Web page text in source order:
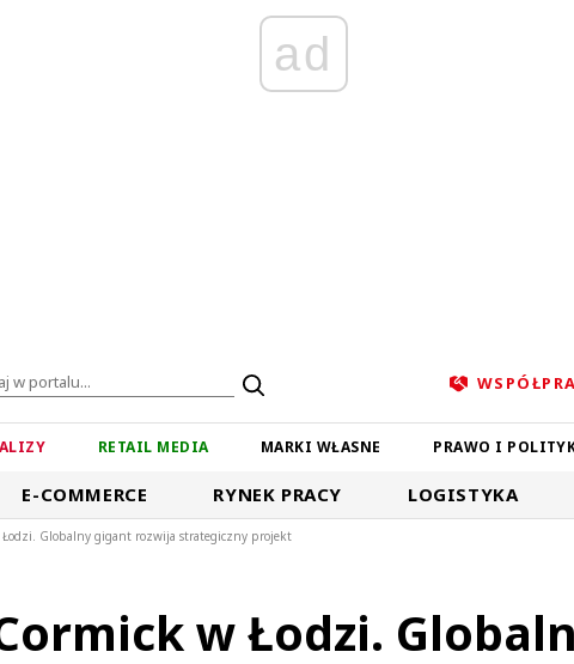
ad
RETAIL MEDIA MARKI WŁASNE PRAWO I
E-COMMERCE RYNEK PRACY LOGISTYKA
Łodzi. Globalny gigant rozwija strategiczny projekt
w Łodzi.